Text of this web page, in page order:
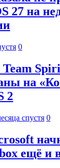
27 на
0
Team
на
2
спустя 0
ещё и